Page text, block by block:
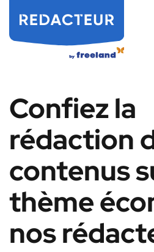
Confiez la
rédaction
contenus
thème
nos